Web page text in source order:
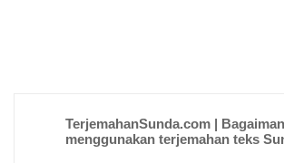
TerjemahanSunda.com |
menggunakan terjemahan teks